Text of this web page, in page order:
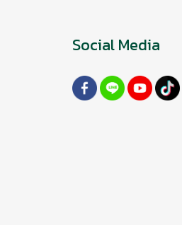
Social Media